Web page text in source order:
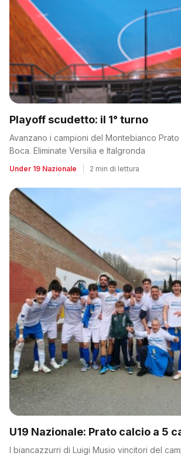
Playoff scudetto: il 1° turno
Avanzano i campioni del Montebianco
Boca. Eliminate Versilia e Italgronda
Under 19 Nazionale 2 min di lettura
U19 Nazionale: Prato calcio a 5
I biancazzurri di Luigi Musio vincitori del